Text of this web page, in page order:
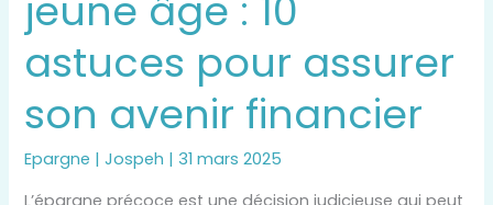
jeune âge : 10
astuces pour assurer
son avenir financier
Epargne |Jospeh | 31 mars 2025
L’épargne précoce est une décision judicieuse qui peut